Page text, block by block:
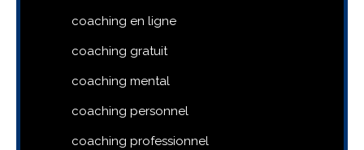
coaching en ligne
coaching gratuit
coaching mental
coaching personnel
coaching professionnel